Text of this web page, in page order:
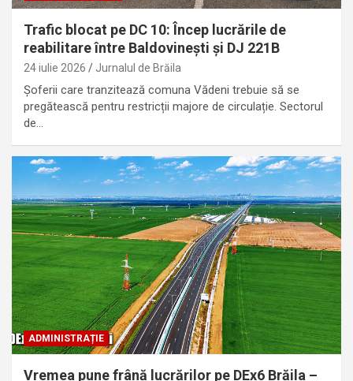
Trafic blocat pe DC 10: Încep lucrările de
reabilitare între Baldovinești și DJ 221B
24 iulie 2026 Jurnalul de Brăila
Șoferii care tranzitează comuna Vădeni trebuie să se
pregătească pentru restricții majore de circulație. Sectorul
de…
ADMINISTRAȚIE
Vremea pune frână lucrărilor pe DEx6 Brăila –